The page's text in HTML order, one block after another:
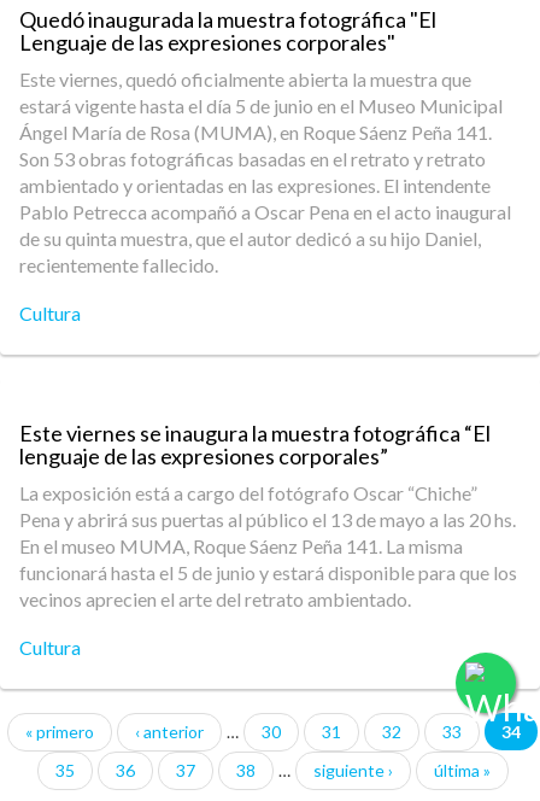
Quedó inaugurada la muestra fotográfica "El
Lenguaje de las expresiones corporales"
Este viernes, quedó oficialmente abierta la muestra que
estará vigente hasta el día 5 de junio en el Museo Municipal
Ángel María de Rosa (MUMA), en Roque Sáenz Peña 141.
Son 53 obras fotográficas basadas en el retrato y retrato
ambientado y orientadas en las expresiones. El intendente
Pablo Petrecca acompañó a Oscar Pena en el acto inaugural
de su quinta muestra, que el autor dedicó a su hijo Daniel,
recientemente fallecido.
Cultura
Este viernes se inaugura la muestra fotográfica “El
lenguaje de las expresiones corporales”
La exposición está a cargo del fotógrafo Oscar “Chiche”
Pena y abrirá sus puertas al público el 13 de mayo a las 20 hs.
En el museo MUMA, Roque Sáenz Peña 141. La misma
funcionará hasta el 5 de junio y estará disponible para que los
vecinos aprecien el arte del retrato ambientado.
Cultura
Páginas
« primero ‹ anterior … 30 31 32 33
34
35
36 37 38 … siguiente › última »